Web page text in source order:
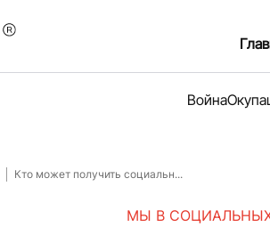
Война
Кто может получить социальн...
МЫ В